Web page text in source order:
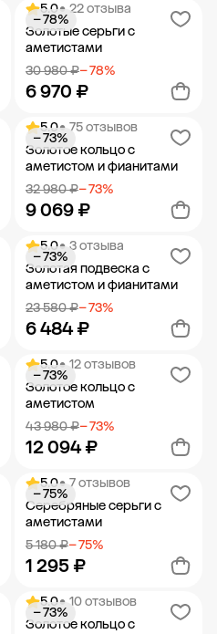
Добавить в корзину
5.0• 22 отзыва
Золотые серьги с
аметистами
30 980 ₽− 78%
6 970 ₽
− 78%
Добавить в корзину
5.0• 75 отзывов
Золотое кольцо с
аметистом и фианитами
32 980 ₽− 73%
9 069 ₽
− 73%
Добавить в корзину
5.0• 3 отзыва
Золотая подвеска с
аметистом и фианитами
23 580 ₽− 73%
6 484 ₽
− 73%
Добавить в корзину
5.0• 12 отзывов
Золотое кольцо с
аметистом
43 980 ₽− 73%
12 094 ₽
− 73%
Добавить в корзину
5.0• 7 отзывов
Серебряные серьги с
аметистами
5 180 ₽− 75%
1 295 ₽
− 75%
Добавить в корзину
5.0• 10 отзывов
Золотое кольцо с
− 73%